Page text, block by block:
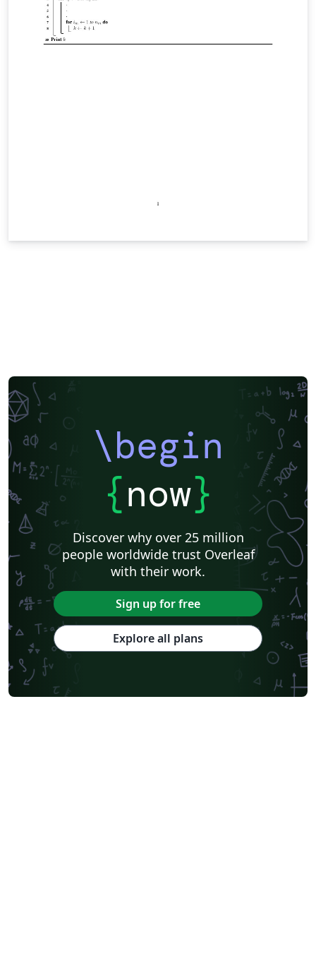
\begin
{now}
Discover why over 25 million
people worldwide trust Overleaf
with their work.
Sign up for free
Explore all plans